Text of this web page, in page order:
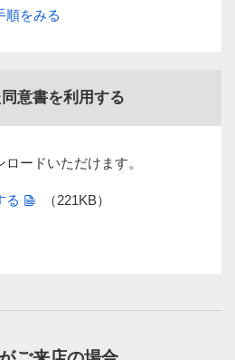
順をみる
意書を利用する
ードいただけます。
る （221KB）